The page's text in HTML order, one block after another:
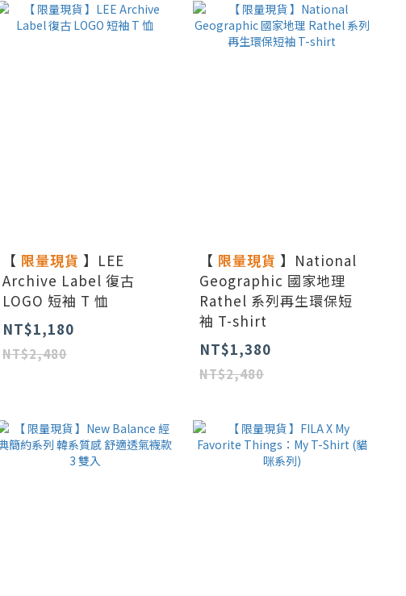
【 限量現貨 】LEE
Archive Label 復古
LOGO 短袖 T 恤
NT$1,180
NT$2,480
【 限量現貨 】National
Geographic 國家地理
Rathel 系列再生環保短
袖 T-shirt
NT$1,380
NT$2,480